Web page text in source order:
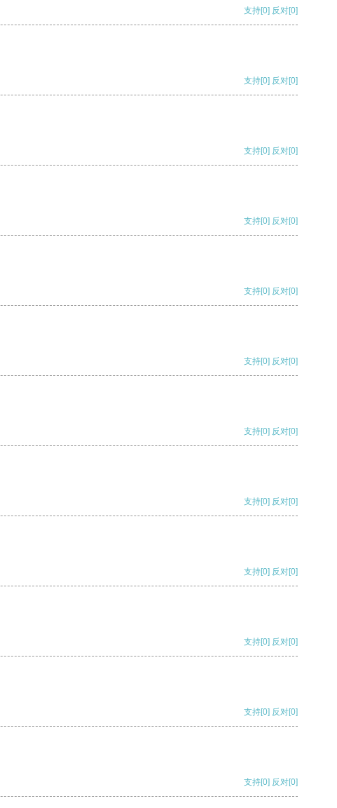
支持[0] 反对[0]
支持[0] 反对[0]
支持[0] 反对[0]
支持[0] 反对[0]
支持[0] 反对[0]
支持[0] 反对[0]
支持[0] 反对[0]
支持[0] 反对[0]
支持[0] 反对[0]
支持[0] 反对[0]
支持[0] 反对[0]
支持[0] 反对[0]